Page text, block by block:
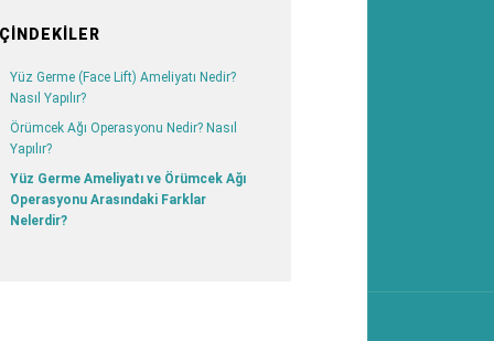
Yüz Germe (Face Lift) Ameliyatı Nedir?
Nasıl Yapılır?
Örümcek Ağı Operasyonu Nedir? Nasıl
Yapılır?
Yüz Germe Ameliyatı ve Örümcek Ağı
Operasyonu Arasındaki Farklar
Nelerdir?